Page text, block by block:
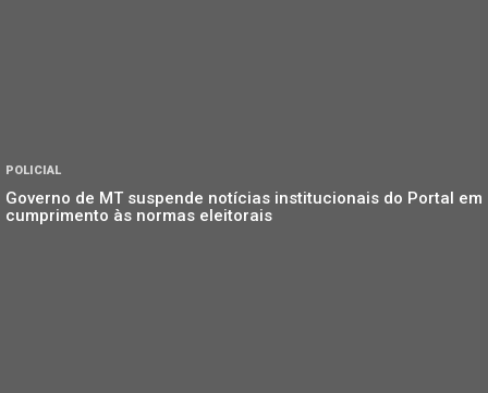
POLICIAL
Governo de MT suspende notícias institucionais do Portal em
cumprimento às normas eleitorais